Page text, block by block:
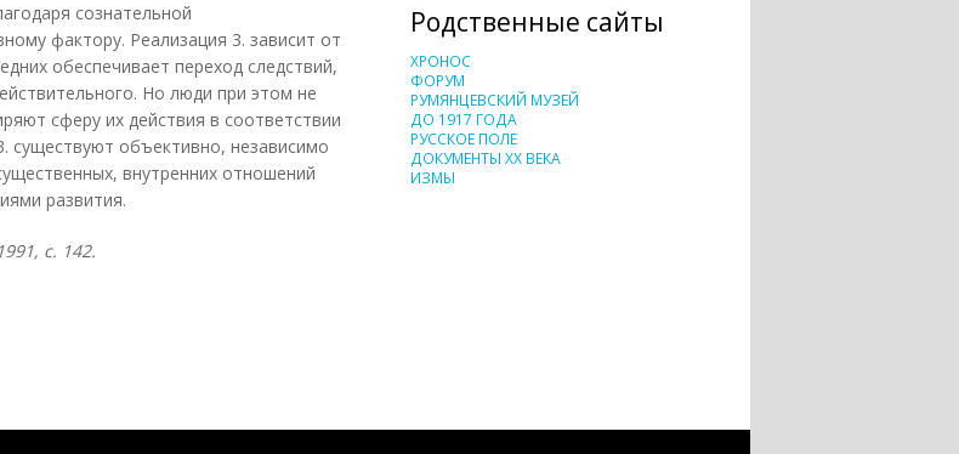
сознательной
фактору. Реализация 3. зависит от
обеспечивает переход следствий,
Но люди при этом не
сферу их действия в соответствии
существуют объективно, независимо
внутренних отношений
развития.
с. 142.
Родственные сайты
ХРОНОС
ФОРУМ
РУМЯНЦЕВСКИЙ МУЗЕЙ
ДО 1917 ГОДА
РУССКОЕ ПОЛЕ
ДОКУМЕНТЫ XX ВЕКА
ИЗМЫ